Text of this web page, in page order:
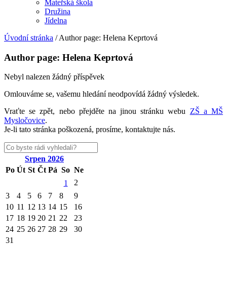
Mateřská škola
Družina
Jídelna
Úvodní stránka /Author page: Helena Keprtová
Author page: Helena Keprtová
Nebyl nalezen žádný příspěvek
Omlouváme se, vašemu hledání neodpovídá žádný výsledek.
Vraťte se zpět, nebo přejděte na jinou stránku webu ZŠ a MŠ
Mysločovice.
Je-li tato stránka poškozená, prosíme, kontaktujte nás.
Srpen 2026
Po Út St Čt Pá So Ne
1
2
3
4 5 6 7 8
9
10 11 12 13 14 15
16
17 18 19 20 21 22
23
24 25 26 27 28 29
30
31